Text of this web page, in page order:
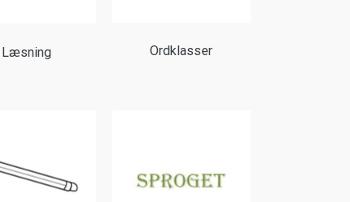
Læsning Ordklasser